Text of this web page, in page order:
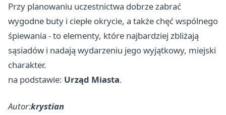
Przy planowaniu uczestnictwa dobrze zabrać
wygodne buty i ciepłe okrycie, a także chęć wspólnego
śpiewania - to elementy, które najbardziej zbliżają
sąsiadów i nadają wydarzeniu jego wyjątkowy, miejski
charakter.
na podstawie: Urząd Miasta.
Autor:krystian